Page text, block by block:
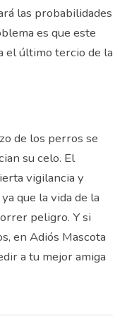
las probabilidades
es que este
el último tercio de la
de los perros se
su celo. El
vigilancia y
que la vida de la
peligro. Y si
en Adiós Mascota
a tu mejor amiga